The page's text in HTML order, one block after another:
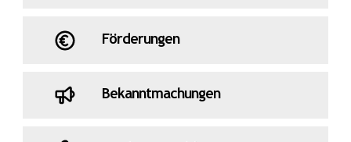
Förderungen
Bekanntmachungen